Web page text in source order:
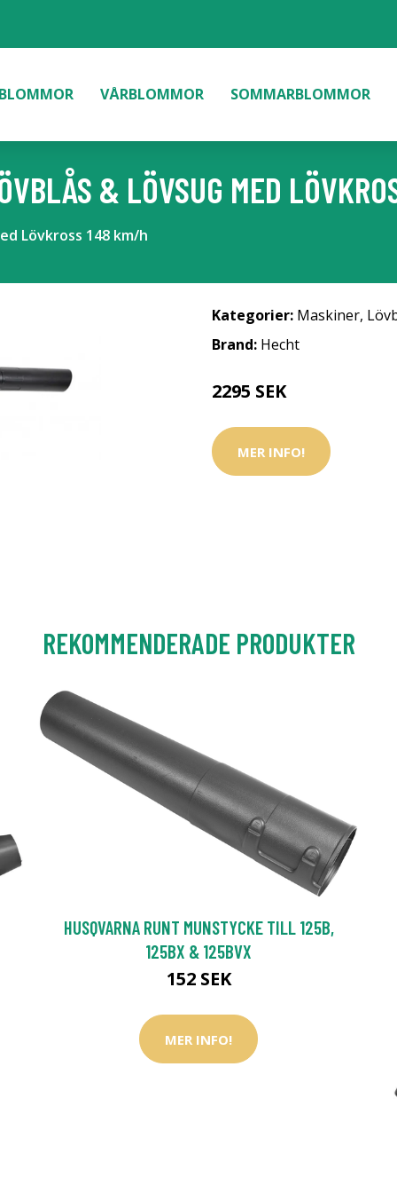
VÅRBLOMMOR SOMMARBLOMMOR
& LÖVSUG MED
Lövkross 148 km/h
Kategorier: Maskiner,
Brand: Hecht
2295 SEK
MER INFO!
REKOMMENDERADE PRODUKTER
HUSQVARNA RUNT MUNSTYCKE TILL 125B,
125BX & 125BVX
152 SEK
MER INFO!